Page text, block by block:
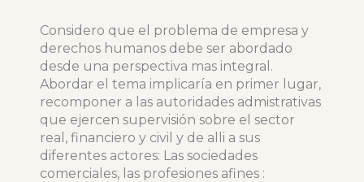
Considero que el problema de empresa y
derechos humanos debe ser abordado
desde una perspectiva mas integral.
Abordar el tema implicaría en primer lugar,
recomponer a las autoridades admistrativas
que ejercen supervisión sobre el sector
real, financiero y civil y de alli a sus
diferentes actores: Las sociedades
comerciales, las profesiones afines :